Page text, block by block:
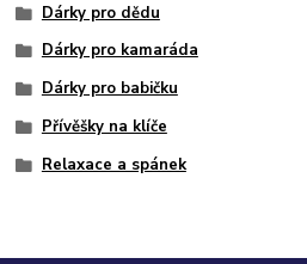
Dárky pro dědu
Dárky pro kamaráda
Dárky pro babičku
Přívěšky na klíče
Relaxace a spánek